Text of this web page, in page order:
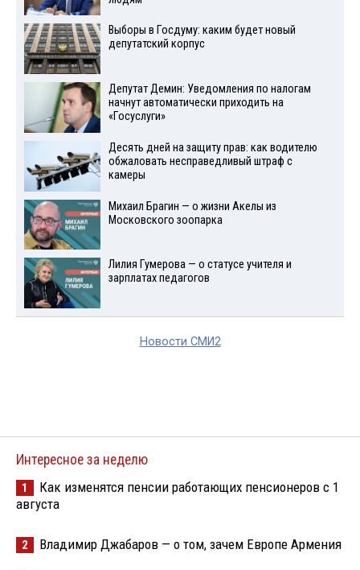
Выборы в Госдуму: каким будет новый
депутатский корпус
Депутат Демин: Уведомления по налогам
начнут автоматически приходить на
«Госуслуги»
Десять дней на защиту прав: как водителю
обжаловать несправедливый штраф с
камеры
Михаил Брагин — о жизни Акелы из
Московского зоопарка
Лилия Гумерова — о статусе учителя и
зарплатах педагогов
Новости СМИ2
Интересное за неделю
1
Как изменятся пенсии работающих пенсионеров с 1
августа
2 Владимир Джабаров — о том, зачем Европе Армения